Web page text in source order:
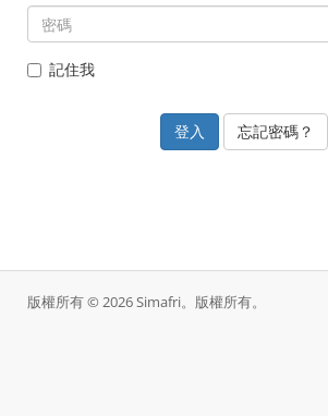
記住我
忘記密碼？
版權所有 © 2026 Simafri。版權所有。